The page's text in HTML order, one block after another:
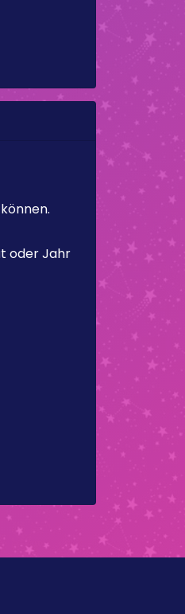
oder Jahr